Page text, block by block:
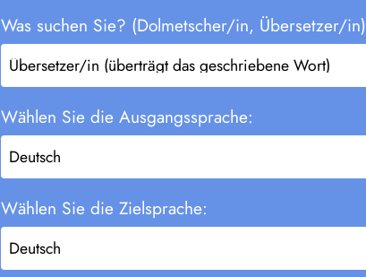
Was suchen Sie? (Dolmetscher/in, Übersetzer/in)
Wählen Sie die Ausgangssprache:
Wählen Sie die Zielsprache: